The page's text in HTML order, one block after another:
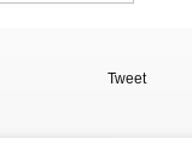
Tweet